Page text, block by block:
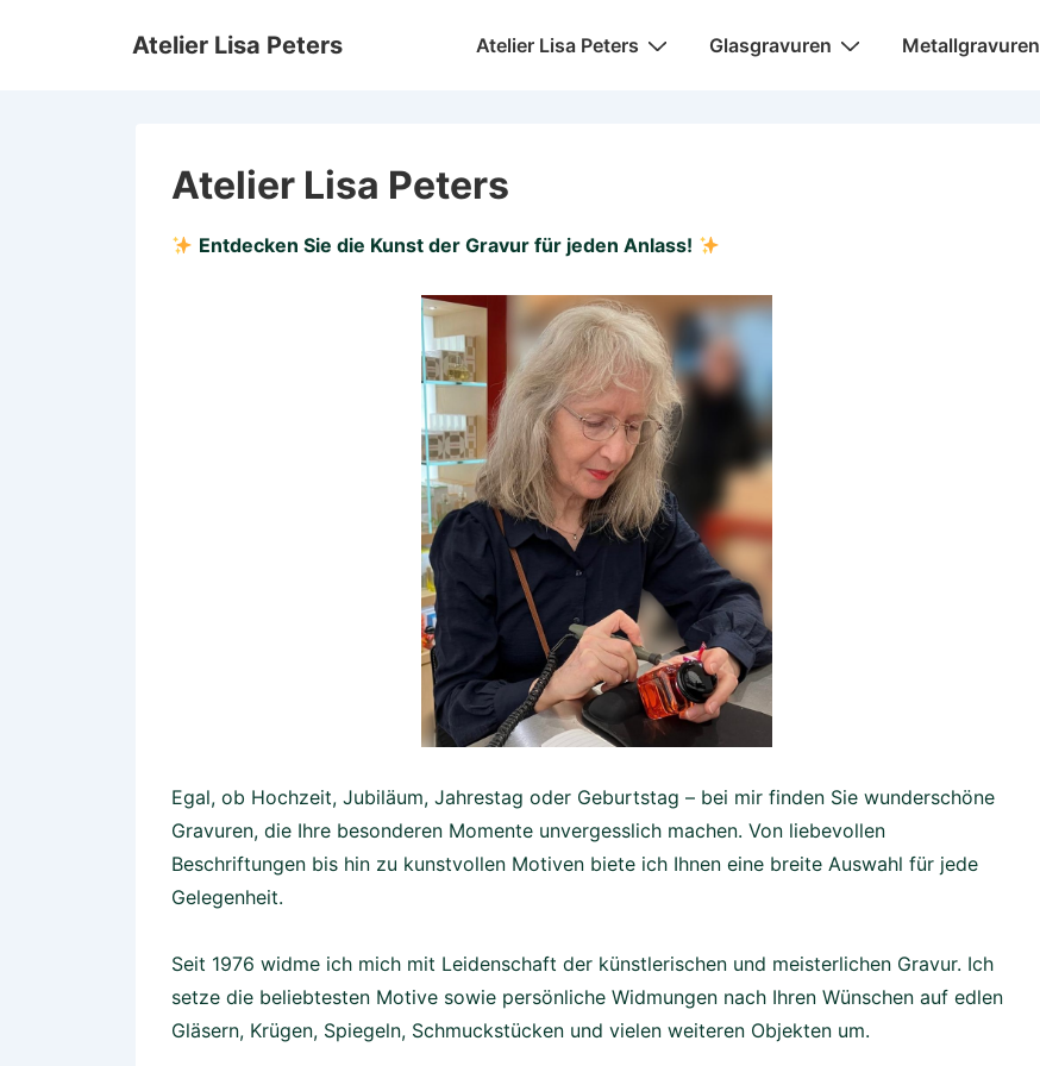
Atelier Lisa Peters Hauptnavigation
Atelier Lisa Peters Glasgravuren Metallgravuren
Atelier Lisa Peters
Entdecken Sie die Kunst der Gravur für jeden Anlass!
Egal, ob Hochzeit, Jubiläum, Jahrestag oder Geburtstag – bei mir finden Sie wunderschöne
Gravuren, die Ihre besonderen Momente unvergesslich machen. Von liebevollen
Beschriftungen bis hin zu kunstvollen Motiven biete ich Ihnen eine breite Auswahl für jede
Gelegenheit.
Seit 1976 widme ich mich mit Leidenschaft der künstlerischen und meisterlichen Gravur. Ich
setze die beliebtesten Motive sowie persönliche Widmungen nach Ihren Wünschen auf edlen
Gläsern, Krügen, Spiegeln, Schmuckstücken und vielen weiteren Objekten um.